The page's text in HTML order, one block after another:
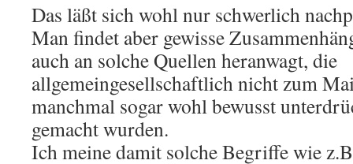
Das läßt sich wohl nur schwerlich
Man findet aber gewisse
auch an solche Quellen heranwagt, die
allgemeingesellschaftlich nicht zum
manchmal sogar wohl bewusst
gemacht wurden.
Ich meine damit solche Begriffe wie